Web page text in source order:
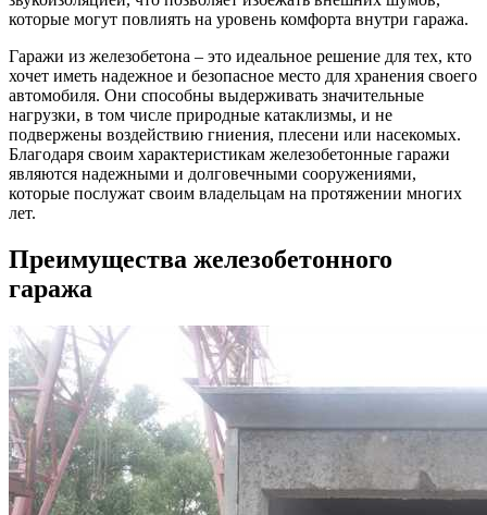
которые могут повлиять на уровень комфорта внутри гаража.
Гаражи из железобетона – это идеальное решение для тех, кто
хочет иметь надежное и безопасное место для хранения своего
автомобиля. Они способны выдерживать значительные
нагрузки, в том числе природные катаклизмы, и не
подвержены воздействию гниения, плесени или насекомых.
Благодаря своим характеристикам железобетонные гаражи
являются надежными и долговечными сооружениями,
которые послужат своим владельцам на протяжении многих
лет.
Преимущества железобетонного
гаража